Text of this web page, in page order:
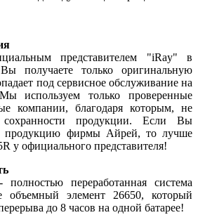
представителем "iRay" в
получаете только оригинальную
под сервисное обслуживание на
используем только проверенные
компании, благодаря которым, не
сохранности продукции. Если Вы
продукцию фирмы Айрей, то лучше
у официального представителя!
переработанная система
объемный элемент 26650, который
до 8 часов на одной батарее!